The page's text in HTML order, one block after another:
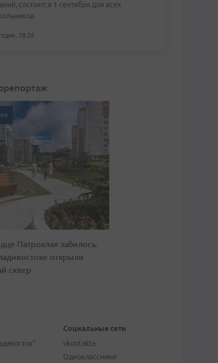
состоятся 1 сентября для всех
18:26
Патрокла» забилось:
открыли
сквер
Социальные сети
vkontakte
Одноклассники